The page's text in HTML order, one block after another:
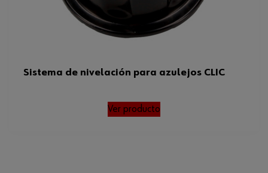
Sistema de nivelación para azulejos CLIC
Ver producto